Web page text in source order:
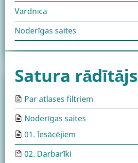
Vārdnīca
Noderīgas saites
Satura rādītājs
Par atlases filtriem
Noderīgas saites
01. Iesācējiem
02. Darbarīki